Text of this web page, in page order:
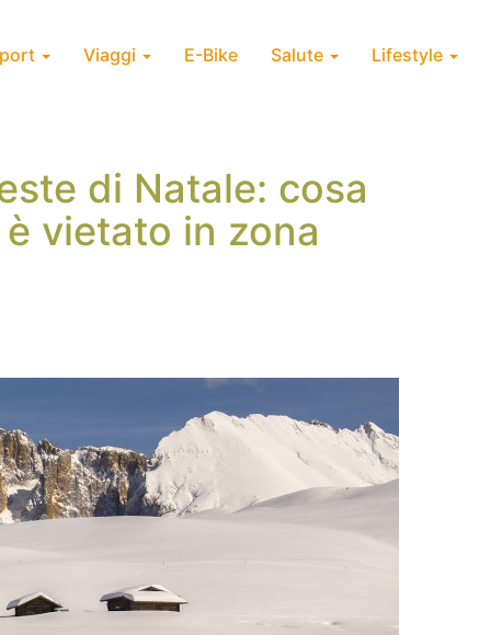
Viaggi E-Bike Salute Lifestyle
di Natale: cosa
vietato in zona